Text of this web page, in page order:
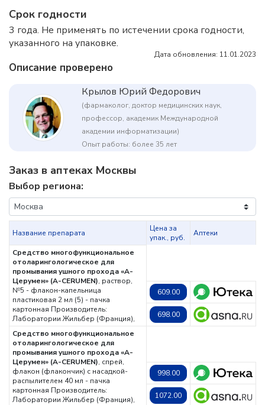
Срок годности
3 года. Не применять по истечении срока годности,
указанного на упаковке.
Дата обновления: 11.01.2023
Описание проверено
Крылов Юрий Федорович
(фармаколог, доктор медицинских наук,
профессор, академик Международной
академии информатизации)
Опыт работы: более 35 лет
Заказ в аптеках Москвы
Выбор региона:
Название препарата
Цена за
упак., руб.
Аптеки
Средство многофункциональное
отоларингологическое для
промывания ушного прохода «А-
Церумен» (A-CERUMEN), раствор,
№5 - флакон-капельница
пластиковая 2 мл (5) - пачка
картонная Производитель:
Лаборатории Жильбер (Франция),
609.00
698.00
Средство многофункциональное
отоларингологическое для
промывания ушного прохода «А-
Церумен» (A-CERUMEN), спрей,
флакон (флакончик) с насадкой-
распылителем 40 мл - пачка
картонная Производитель:
Лаборатории Жильбер (Франция),
998.00
1072.00